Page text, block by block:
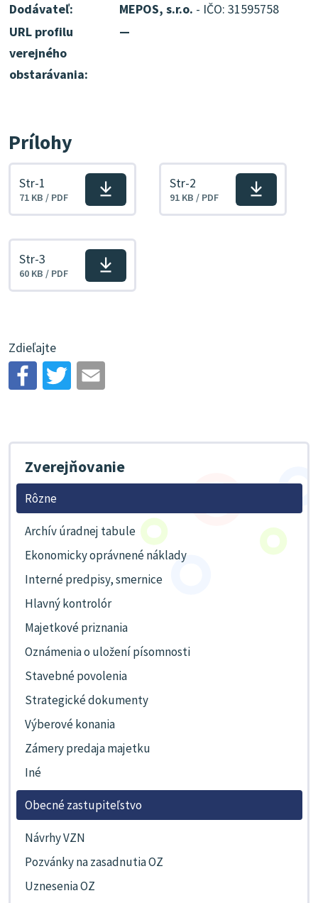
Dodávateľ:
MEPOS, s.r.o. - IČO: 31595758
URL profilu
verejného
obstarávania:
—
Prílohy
Stiahnuť
Str-1
71 KB / PDF
Stiahnuť
Str-2
91 KB / PDF
Stiahnuť
Str-3
60 KB / PDF
Zdieľajte
Zverejňovanie
Rôzne
Archív úradnej tabule
Ekonomicky oprávnené náklady
Interné predpisy, smernice
Hlavný kontrolór
Majetkové priznania
Oznámenia o uložení písomnosti
Stavebné povolenia
Strategické dokumenty
Výberové konania
Zámery predaja majetku
Iné
Obecné zastupiteľstvo
Návrhy VZN
Pozvánky na zasadnutia OZ
Uznesenia OZ